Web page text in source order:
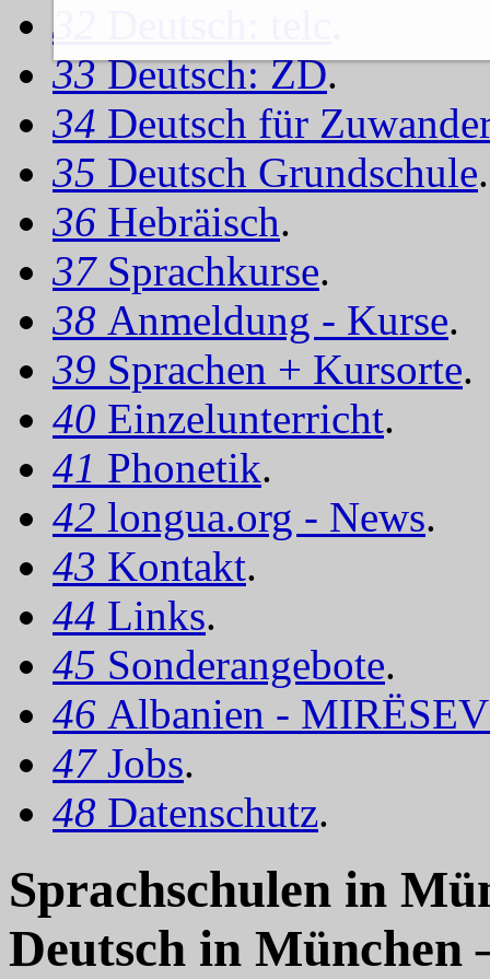
32
33Deutsch: ZD.
34 Deutsch für
35 Deutsch Grundschule.
36 Hebräisch.
37 Sprachkurse.
38 Anmeldung - Kurse.
39 Sprachen + Kursorte.
40 Einzelunterricht.
41 Phonetik.
42 longua.org - News.
43 Kontakt.
44 Links.
45 Sonderangebote.
46 Albanien -
47 Jobs.
48 Datenschutz.
Sprachschulen in
Deutsch in München